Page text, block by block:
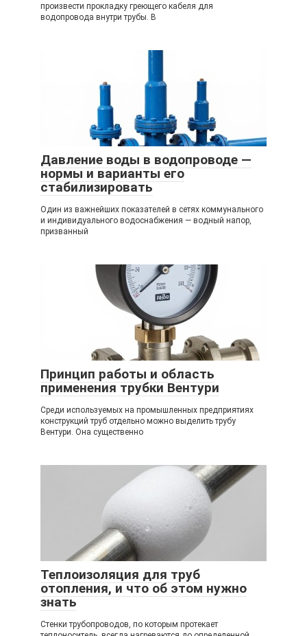
произвести прокладку греющего кабеля для
водопровода внутри трубы. В
Давление воды в водопроводе —
нормы и варианты его
стабилизировать
Один из важнейших показателей в сетях коммунального
и индивидуального водоснабжения — водный напор,
призванный
Принцип работы и область
применения трубки Вентури
Среди используемых на промышленных предприятиях
конструкций труб отдельно можно выделить трубу
Вентури. Она существенно
Теплоизоляция для труб
отопления, и что об этом нужно
знать
Стенки трубопроводов, по которым протекает